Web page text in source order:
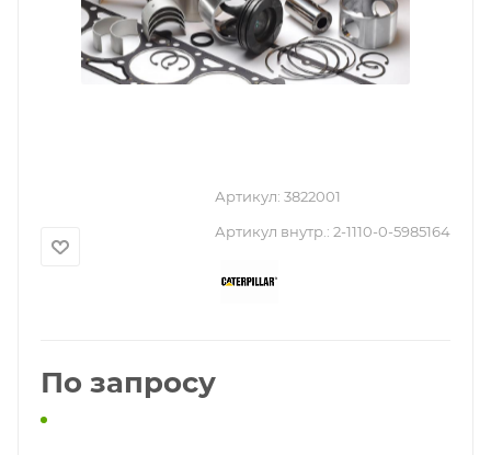
Артикул: 3822001
Артикул внутр.: 2-1110-0-5985164
По запросу